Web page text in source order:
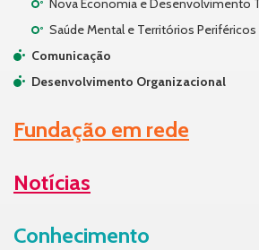
Nova Economia e Desenvolvimento
Saúde Mental e Territórios Periféricos
Comunicação
Desenvolvimento Organizacional
Fundação em rede
Notícias
Conhecimento